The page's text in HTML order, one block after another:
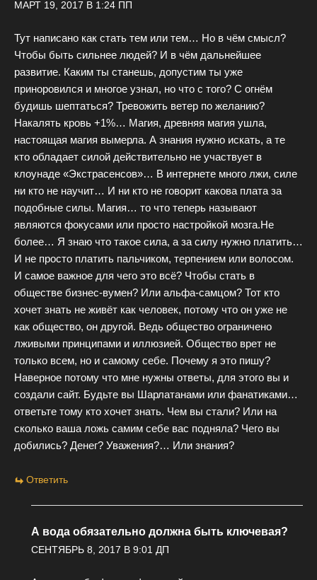
МАРТ 19, 2017 В 1:24 ПП
Тут написано как стать тем или тем… Но в чём смысл?
Чтобы быть сильнее людей? И в чём дальнейшее
развитие. Каким ты станешь, допустим ты уже
приноровился и многое узнал, но что с того? С огнём
будишь шептаться? Тревожить ветер по желанию?
Накалять кровь +1%… Магия, древняя магия ушла,
настоящая магия вымерла. А знания нужно искать, а те
кто обладает силой действительно не участвует в
клоунаде «Экстрасенсов»… В интернете много лжи, силе
ни кто не научит… И ни кто не говорит какова плата за
подобные силы. Магия… то что теперь называют
являются фокусами или просто настройкой мозга.Не
более… Я знаю что такое сила, а за силу нужно платить…
И не просто платить пальчиком, терпением или волосом.
И самое важное для чего это всё? Чтобы стать в
обществе бизнес-вумен? Или альфа-самцом? Тот кто
хочет знать не живёт как человек, потому что он уже не
как общество, он другой. Ведь общество ограничено
лживыми принципами и иллюзией. Общество врет не
только всем, но и самому себе. Почему я это пишу?
Наверное потому что мне нужны ответы, для этого вы и
создали сайт. Будьте вы Шарлатанами или фанатиками…
ответьте тому кто хочет знать. Чем вы стали? Или на
сколько ваша ложь самим себе вас подняла? Чего вы
добились? Денег? Уважения?… Или знания?
Ответить
А вода обязательно должна быть ключевая?
СЕНТЯБРЬ 8, 2017 В 9:01 ДП